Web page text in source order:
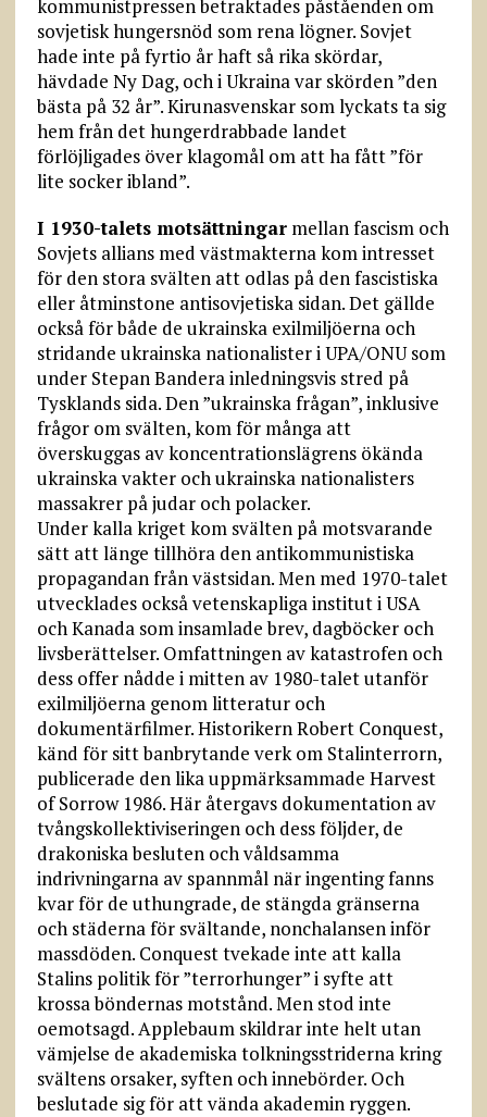
kommunistpressen betraktades påståenden om
sovjetisk hungersnöd som rena lögner. Sovjet
hade inte på fyrtio år haft så rika skördar,
hävdade Ny Dag, och i Ukraina var skörden ”den
bästa på 32 år”. Kirunasvenskar som lyckats ta sig
hem från det hungerdrabbade landet
förlöjligades över klagomål om att ha fått ”för
lite socker ibland”.
I 1930-talets motsättningarmellan fascism och
Sovjets allians med västmakterna kom intresset
för den stora svälten att odlas på den fascistiska
eller åtminstone antisovjetiska sidan. Det gällde
också för både de ukrainska exilmiljöerna och
stridande ukrainska nationalister i UPA/ONU som
under Stepan Bandera inledningsvis stred på
Tysklands sida. Den ”ukrainska frågan”, inklusive
frågor om svälten, kom för många att
överskuggas av koncentrationslägrens ökända
ukrainska vakter och ukrainska nationalisters
massakrer på judar och polacker.
Under kalla kriget kom svälten på motsvarande
sätt att länge tillhöra den antikommunistiska
propagandan från västsidan. Men med 1970-talet
utvecklades också vetenskapliga institut i USA
och Kanada som insamlade brev, dagböcker och
livsberättelser. Omfattningen av katastrofen och
dess offer nådde i mitten av 1980-talet utanför
exilmiljöerna genom litteratur och
dokumentärfilmer. Historikern Robert Conquest,
känd för sitt banbrytande verk om Stalinterrorn,
publicerade den lika uppmärksammade Harvest
of Sorrow 1986. Här återgavs dokumentation av
tvångskollektiviseringen och dess följder, de
drakoniska besluten och våldsamma
indrivningarna av spannmål när ingenting fanns
kvar för de uthungrade, de stängda gränserna
och städerna för svältande, nonchalansen inför
massdöden. Conquest tvekade inte att kalla
Stalins politik för ”terrorhunger” i syfte att
krossa böndernas motstånd. Men stod inte
oemotsagd. Applebaum skildrar inte helt utan
vämjelse de akademiska tolkningsstriderna kring
svältens orsaker, syften och innebörder. Och
beslutade sig för att vända akademin ryggen.